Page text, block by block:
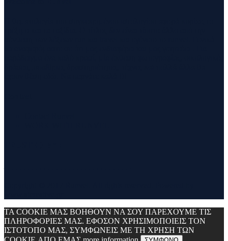
ΤΑ COOKIE ΜΑΣ ΒΟΗΘΟΥΝ ΝΑ ΣΟΥ ΠΑΡΕΧΟΥΜΕ ΤΙΣ
ΠΛΗΡΟΦΟΡΙΕΣ ΜΑΣ. ΕΦΟΣΟΝ ΧΡΗΣΙΜΟΠΟΙΕΙΣ ΤΟΝ
ΙΣΤΟΤΟΠΟ ΜΑΣ, ΣΥΜΦΩΝΕΙΣ ΜΕ ΤΗ ΧΡΗΣΗ ΤΩΝ